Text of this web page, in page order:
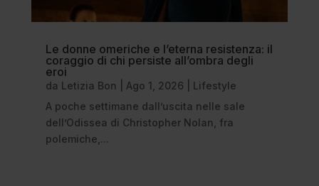
Le donne omeriche e l’eterna resistenza: il
coraggio di chi persiste all’ombra degli
eroi
da Letizia Bon Ago 1, 2026
Lifestyle
A poche settimane dall’uscita nelle sale
dell’Odissea di Christopher Nolan, fra
polemiche,...